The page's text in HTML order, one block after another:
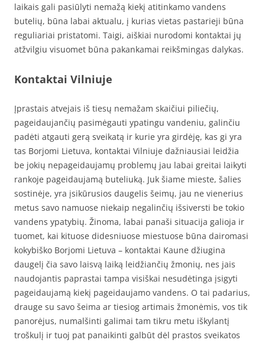
laikais gali pasiūlyti nemažą kiekį atitinkamo vandens
butelių, būna labai aktualu, į kurias vietas pastarieji būna
reguliariai pristatomi. Taigi, aiškiai nurodomi kontaktai jų
atžvilgiu visuomet būna pakankamai reikšmingas dalykas.
Kontaktai Vilniuje
Įprastais atvejais iš tiesų nemažam skaičiui piliečių,
pageidaujančių pasimėgauti ypatingu vandeniu, galinčiu
padėti atgauti gerą sveikatą ir kurie yra girdėję, kas gi yra
tas Borjomi Lietuva, kontaktai Vilniuje dažniausiai leidžia
be jokių nepageidaujamų problemų jau labai greitai laikyti
rankoje pageidaujamą buteliuką. Juk šiame mieste, šalies
sostinėje, yra įsikūrusios daugelis šeimų, jau ne vienerius
metus savo namuose niekaip negalinčių išsiversti be tokio
vandens ypatybių. Žinoma, labai panaši situacija galioja ir
tuomet, kai kituose didesniuose miestuose būna dairomasi
kokybiško Borjomi Lietuva – kontaktai Kaune džiugina
daugelį čia savo laisvą laiką leidžiančių žmonių, nes jais
naudojantis paprastai tampa visiškai nesudėtinga įsigyti
pageidaujamą kiekį pageidaujamo vandens. O tai padarius,
drauge su savo šeima ar tiesiog artimais žmonėmis, vos tik
panorėjus, numalšinti galimai tam tikru metu iškylantį
troškulį ir tuoj pat panaikinti galbūt dėl prastos sveikatos